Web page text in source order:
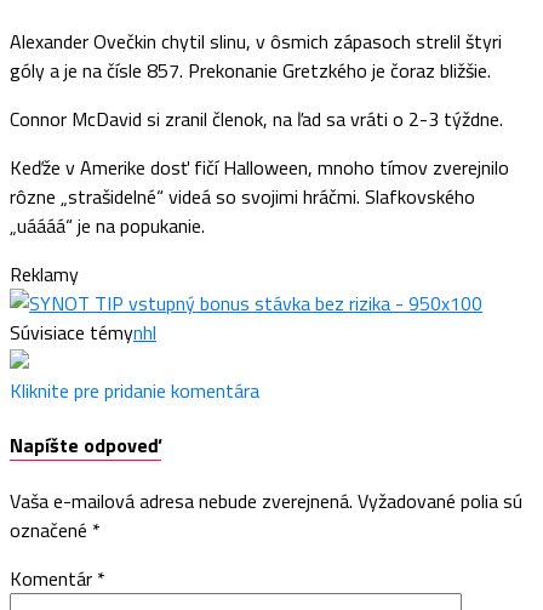
Alexander Ovečkin chytil slinu, v ôsmich zápasoch strelil štyri
góly a je na čísle 857. Prekonanie Gretzkého je čoraz bližšie.
Connor McDavid si zranil členok, na ľad sa vráti o 2-3 týždne.
Keďže v Amerike dosť fičí Halloween, mnoho tímov zverejnilo
rôzne „strašidelné“ videá so svojimi hráčmi. Slafkovského
„uáááá“ je na popukanie.
Reklamy
Súvisiace témynhl
Kliknite pre pridanie komentára
Napíšte odpoveď
Vaša e-mailová adresa nebude zverejnená. Vyžadované polia sú
označené *
Komentár *